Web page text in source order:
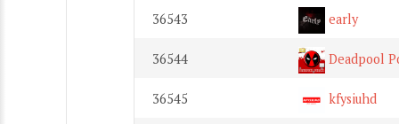
36543 early
36544 Deadpool
36545 kfysiuhd